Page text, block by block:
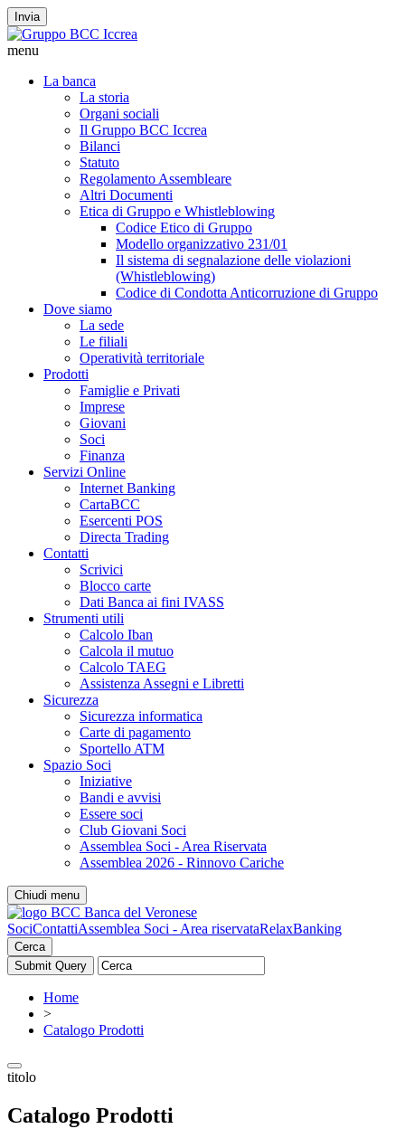
Invia
menu
La banca
La storia
Organi sociali
Il Gruppo BCC Iccrea
Bilanci
Statuto
Regolamento Assembleare
Altri Documenti
Etica di Gruppo e Whistleblowing
Codice Etico di Gruppo
Modello organizzativo 231/01
Il sistema di segnalazione delle violazioni
(Whistleblowing)
Codice di Condotta Anticorruzione di Gruppo
Dove siamo
La sede
Le filiali
Operatività territoriale
Prodotti
Famiglie e Privati
Imprese
Giovani
Soci
Finanza
Servizi Online
Internet Banking
CartaBCC
Esercenti POS
Directa Trading
Contatti
Scrivici
Blocco carte
Dati Banca ai fini IVASS
Strumenti utili
Calcolo Iban
Calcola il mutuo
Calcolo TAEG
Assistenza Assegni e Libretti
Sicurezza
Sicurezza informatica
Carte di pagamento
Sportello ATM
Spazio Soci
Iniziative
Bandi e avvisi
Essere soci
Club Giovani Soci
Assemblea Soci - Area Riservata
Assemblea 2026 - Rinnovo Cariche
Chiudi menu
SociContattiAssemblea Soci - Area riservataRelaxBanking
Cerca
Home
>
Catalogo Prodotti
titolo
Catalogo Prodotti